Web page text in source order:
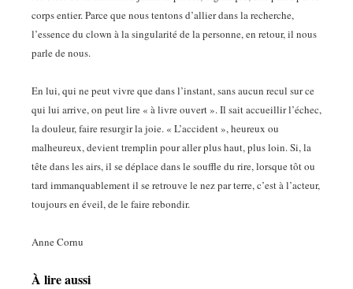
corps entier. Parce que nous tentons d’allier dans la recherche,
l’essence du clown à la singularité de la personne, en retour, il nous
parle de nous.
En lui, qui ne peut vivre que dans l’instant, sans aucun recul sur ce
qui lui arrive, on peut lire « à livre ouvert ». Il sait accueillir l’échec,
la douleur, faire resurgir la joie. « L’accident », heureux ou
malheureux, devient tremplin pour aller plus haut, plus loin. Si, la
tête dans les airs, il se déplace dans le souffle du rire, lorsque tôt ou
tard immanquablement il se retrouve le nez par terre, c’est à l’acteur,
toujours en éveil, de le faire rebondir.
Anne Cornu
À lire aussi